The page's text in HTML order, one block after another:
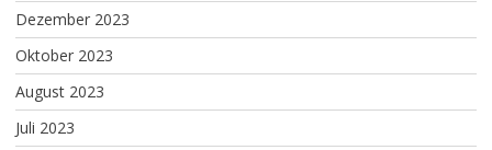
Dezember 2023
Oktober 2023
August 2023
Juli 2023